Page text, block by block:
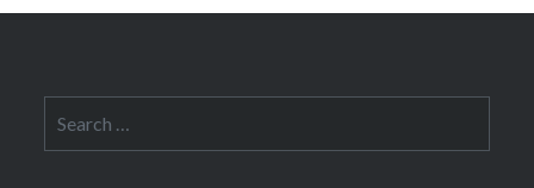
for: